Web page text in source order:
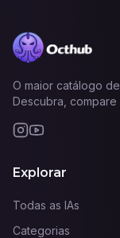
O maior catálogo
Descubra,
Explorar
Todas as IAs
Categorias